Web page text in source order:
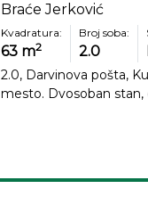
Braće Jerković
Kvadratura:
63 m2
Broj soba:
2.0
2.0, Darvinova pošta,
mesto. Dvosoban stan,